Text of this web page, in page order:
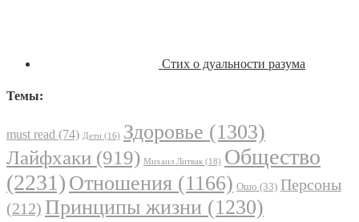
Стих о дуальности разума
Темы:
must read (74) Дети (16) Здоровье (1303)
Лайфхаки (919) Михаил Литвак (18) Общество
(2231) Отношения (1166) Ошо (33) Персоны
(212) Принципы жизни (1230)